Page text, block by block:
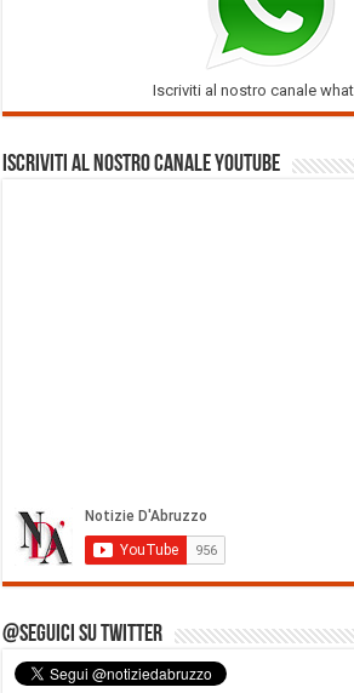
Iscriviti al nostro canale
Iscriviti al nostro Canale Youtube
@Seguici su Twitter